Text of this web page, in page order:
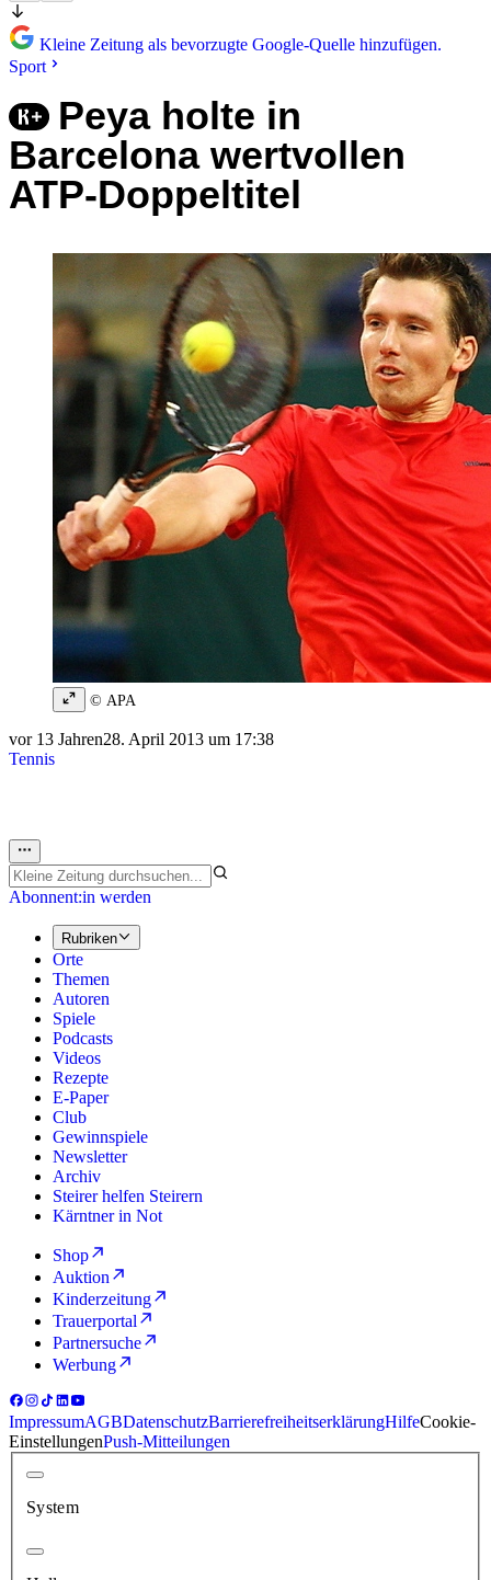
Kleine Zeitung als bevorzugte Google-Quelle hinzufügen.
Sport
Peya holte in
Barcelona wertvollen
ATP-Doppeltitel
© APA
vor 13 Jahren28. April 2013 um 17:38
Tennis
Abonnent:in werden
Rubriken
Orte
Themen
Autoren
Spiele
Podcasts
Videos
Rezepte
E-Paper
Club
Gewinnspiele
Newsletter
Archiv
Steirer helfen Steirern
Kärntner in Not
Shop
Auktion
Kinderzeitung
Trauerportal
Partnersuche
Werbung
ImpressumAGBDatenschutzBarrierefreiheitserklärungHilfeCookie-
EinstellungenPush-Mitteilungen
System